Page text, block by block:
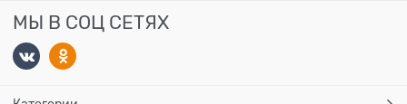
МЫ В СОЦ СЕТЯХ